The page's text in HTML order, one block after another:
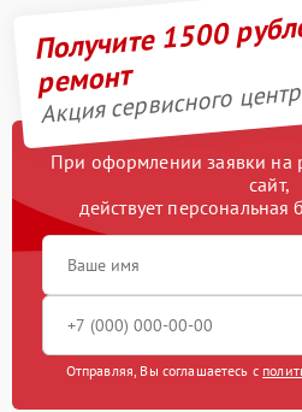
Получите 1500
ремонт
Акция сервисного
При оформлении заявки на
сайт,
действует персональная
Отправляя, Вы соглашаетесь с